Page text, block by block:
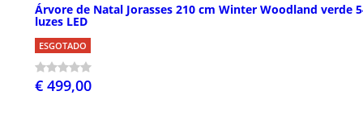
Árvore de Natal Jorasses 210 cm Winter Woodland verde
luzes LED
ESGOTADO
€ 499,00